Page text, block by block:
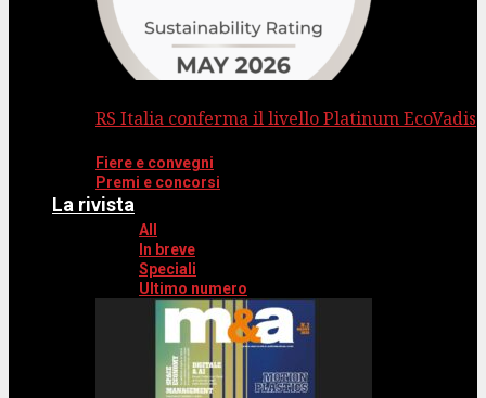
RS Italia conferma il livello Platinum EcoVadis
Fiere e convegni
Premi e concorsi
La rivista
All
In breve
Speciali
Ultimo numero